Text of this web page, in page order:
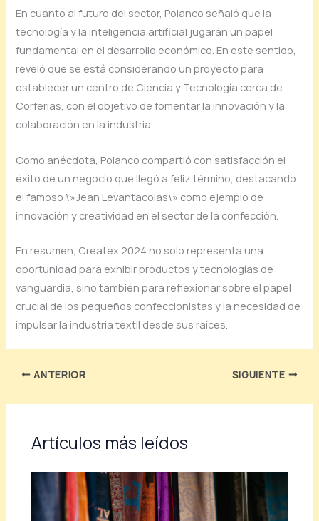
En cuanto al futuro del sector, Polanco señaló que la
tecnología y la inteligencia artificial jugarán un papel
fundamental en el desarrollo económico. En este sentido,
reveló que se está considerando un proyecto para
establecer un centro de Ciencia y Tecnología cerca de
Corferias, con el objetivo de fomentar la innovación y la
colaboración en la industria.
Como anécdota, Polanco compartió con satisfacción el
éxito de un negocio que llegó a feliz término, destacando
el famoso \»Jean Levantacolas\» como ejemplo de
innovación y creatividad en el sector de la confección.
En resumen, Createx 2024 no solo representa una
oportunidad para exhibir productos y tecnologías de
vanguardia, sino también para reflexionar sobre el papel
crucial de los pequeños confeccionistas y la necesidad de
impulsar la industria textil desde sus raíces.
ANTERIOR SIGUIENTE
Artículos más leídos